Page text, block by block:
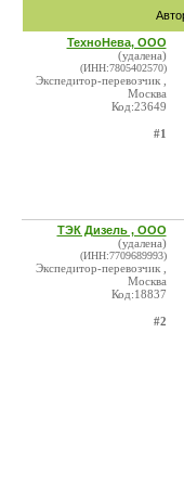
ТехноНева, ООО
(удалена)
(ИНН:7805402570)
Экспедитор-перевозчик ,
Москва
Код:23649
#1
ТЭК Дизель , ООО
(удалена)
(ИНН:7709689993)
Экспедитор-перевозчик ,
Москва
Код:18837
#2